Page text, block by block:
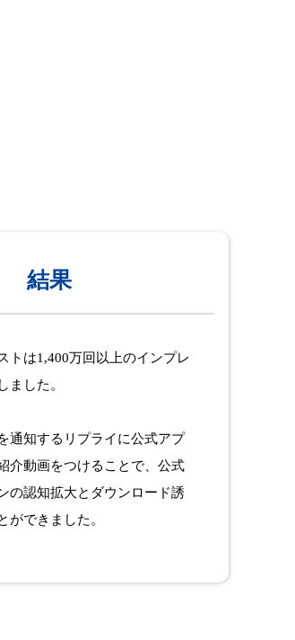
結果
トは1,400万回以上のインプレ
ました。
通知するリプライに公式アプ
介動画をつけることで、公式
の認知拡大とダウンロード誘
ができました。